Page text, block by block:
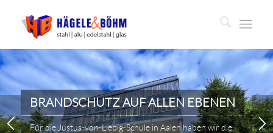
BRANDSCHUTZ AUF ALLEN EBENEN
Für die Justus-von-Liebig-Schule in Aalen haben wir die